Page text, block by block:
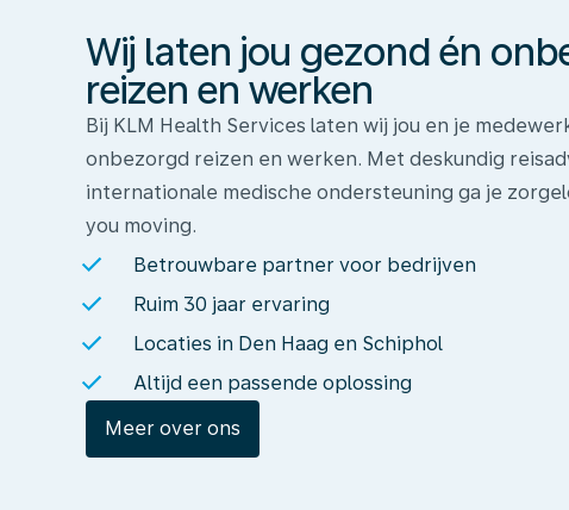
onbezorgd
reizen
en
Wij laten jou gezond én
reizen en werken
Bij KLM Health Services laten wij jou en je
onbezorgd reizen en werken. Met deskundig
internationale medische ondersteuning ga je
you moving.
Betrouwbare partner voor bedrijven
Ruim 30 jaar ervaring
Locaties in Den Haag en Schiphol
Altijd een passende oplossing
Meer over ons